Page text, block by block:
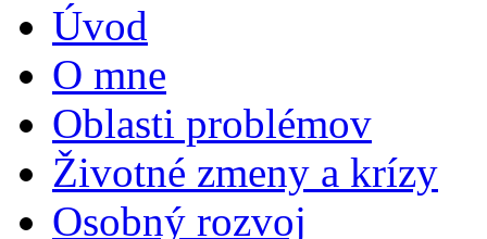
Úvod
O mne
Oblasti problémov
Životné zmeny a krízy
Osobný rozvoj